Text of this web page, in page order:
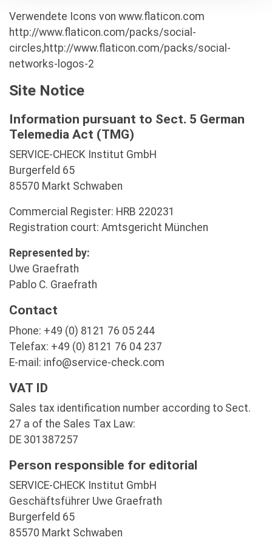
Verwendete Icons von www.flaticon.com
http://www.flaticon.com/packs/social-
circles,http://www.flaticon.com/packs/social-
networks-logos-2
Site Notice
Information pursuant to Sect. 5 German
Telemedia Act (TMG)
SERVICE-CHECK Institut GmbH
Burgerfeld 65
85570 Markt Schwaben
Commercial Register: HRB 220231
Registration court: Amtsgericht München
Represented by:
Uwe Graefrath
Pablo C. Graefrath
Contact
Phone: +49 (0) 8121 76 05 244
Telefax: +49 (0) 8121 76 04 237
E-mail: info@service-check.com
VAT ID
Sales tax identification number according to Sect.
27 a of the Sales Tax Law:
DE 301387257
Person responsible for editorial
SERVICE-CHECK Institut GmbH
Geschäftsführer Uwe Graefrath
Burgerfeld 65
85570 Markt Schwaben